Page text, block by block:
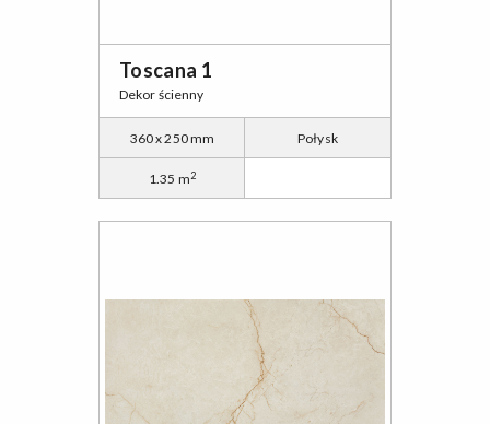
Toscana 1
Dekor ścienny
360 x 250 mm Połysk
1.35 m2